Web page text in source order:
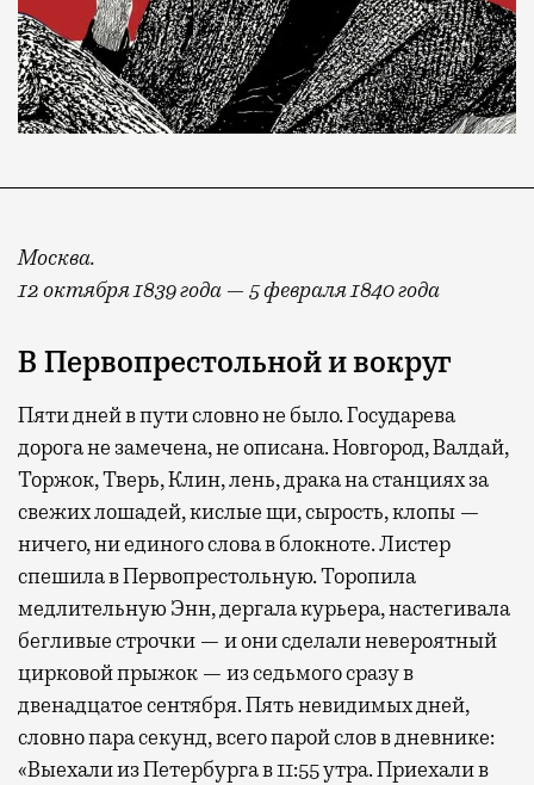
Москва.
12 октября 1839 года — 5 февраля 1840 года
В Первопрестольной и вокруг
Пяти дней в пути словно не было. Государева
дорога не замечена, не описана. Новгород, Валдай,
Торжок, Тверь, Клин, лень, драка на станциях за
свежих лошадей, кислые щи, сырость, клопы —
ничего, ни единого слова в блокноте. Листер
спешила в Первопрестольную. Торопила
медлительную Энн, дергала курьера, настегивала
бегливые строчки — и они сделали невероятный
цирковой прыжок — из седьмого сразу в
двенадцатое сентября. Пять невидимых дней,
словно пара секунд, всего парой слов в дневнике:
«Выехали из Петербурга в 11:55 утра. Приехали в